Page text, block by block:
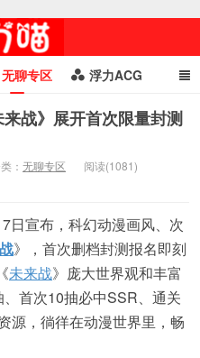
闻
无聊专区 浮力ACG
头条女神 萌妹专区
战》展开首次限量封测
： 无聊专区
阅读(1081)
日宣布，科幻动漫画风、次
》，首次删档封测报名即刻
未来战》庞大世界观和丰富
首次10抽必中SSR、通关
源，徜徉在动漫世界里，畅